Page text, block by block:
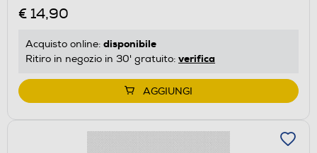
€ 14,90
Acquisto online: disponibile
Ritiro in negozio in 30' gratuito: verifica
AGGIUNGI